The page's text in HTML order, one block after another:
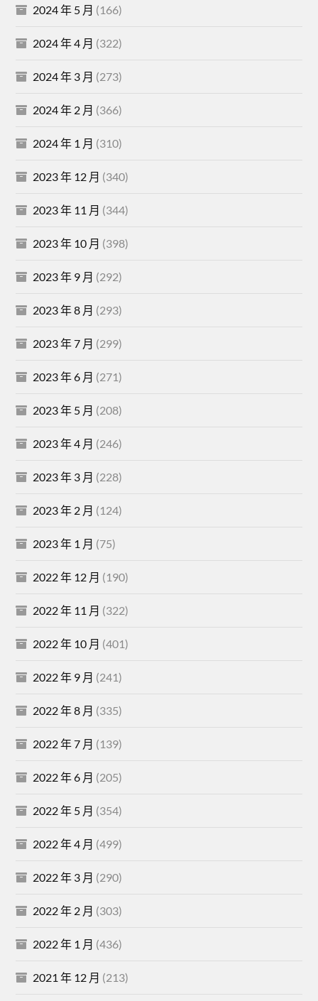
2024 年 5 月 (166)
2024 年 4 月 (322)
2024 年 3 月 (273)
2024 年 2 月 (366)
2024 年 1 月 (310)
2023 年 12 月 (340)
2023 年 11 月 (344)
2023 年 10 月 (398)
2023 年 9 月 (292)
2023 年 8 月 (293)
2023 年 7 月 (299)
2023 年 6 月 (271)
2023 年 5 月 (208)
2023 年 4 月 (246)
2023 年 3 月 (228)
2023 年 2 月 (124)
2023 年 1 月 (75)
2022 年 12 月 (190)
2022 年 11 月 (322)
2022 年 10 月 (401)
2022 年 9 月 (241)
2022 年 8 月 (335)
2022 年 7 月 (139)
2022 年 6 月 (205)
2022 年 5 月 (354)
2022 年 4 月 (499)
2022 年 3 月 (290)
2022 年 2 月 (303)
2022 年 1 月 (436)
2021 年 12 月 (213)